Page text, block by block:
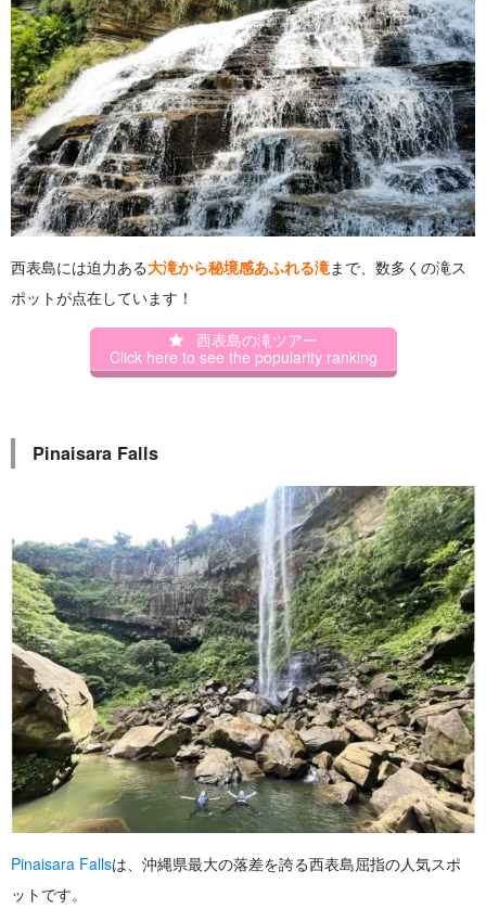
西表島には迫力ある大滝から秘境感あふれる滝まで、数多くの滝ス
ポットが点在しています！
西表島の滝ツアー
Click here to see the popularity ranking
Pinaisara Falls
Pinaisara Fallsは、沖縄県最大の落差を誇る西表島屈指の人気スポ
ットです。